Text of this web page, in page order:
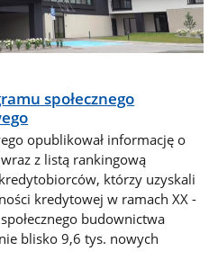
społecznego
opublikował informację o
z listą rankingową
którzy uzyskali
kredytowej w ramach XX -
budownictwa
blisko 9,6 tys. nowych